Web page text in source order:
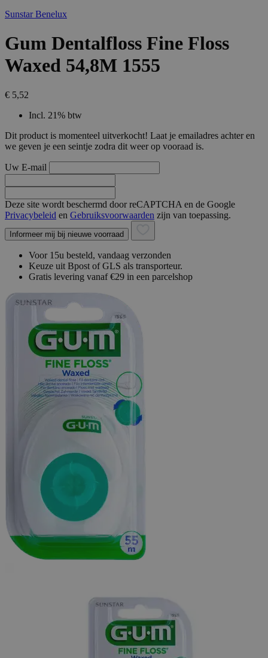
Sunstar Benelux
Gum Dentalfloss Fine Floss
Waxed 54,8M 1555
€ 5,52
Incl. 21% btw
Dit product is momenteel uitverkocht! Laat je emailadres achter en
we geven je een seintje zodra dit weer op vooraad is.
Uw E-mail
Deze site wordt beschermd door reCAPTCHA en de Google
Privacybeleid en Gebruiksvoorwaarden zijn van toepassing.
Informeer mij bij nieuwe voorraad
Voor 15u besteld, vandaag verzonden
Keuze uit Bpost of GLS als transporteur.
Gratis levering vanaf €29 in een parcelshop